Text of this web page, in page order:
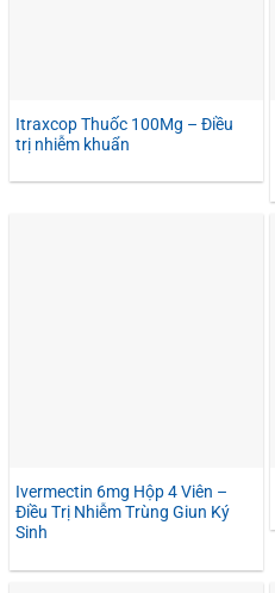
Itraxcop Thuốc 100Mg – Điều
trị nhiễm khuẩn
Ivermectin 6mg Hộp 4 Viên –
Điều Trị Nhiễm Trùng Giun Ký
Sinh